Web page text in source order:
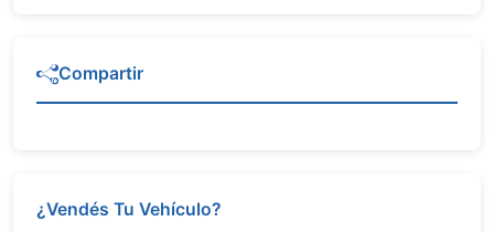
Compartir
¿Vendés Tu Vehículo?